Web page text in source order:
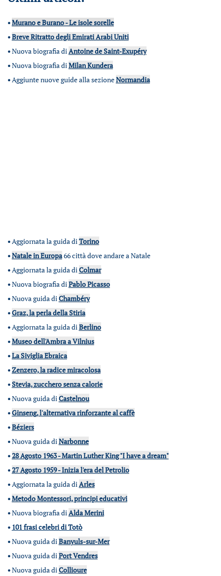
•Murano e Burano - Le isole sorelle
•Breve Ritratto degli Emirati Arabi Uniti
•Nuova biografia diAntoine de Saint-Exupéry
•Nuova biografia diMilan Kundera
•Aggiunte nuove guide alla sezioneNormandia
•Aggiornata la guida diTorino
•Natale in Europa66 città dove andare a Natale
•Aggiornata la guida diColmar
•Nuova biografia diPablo Picasso
•Nuova guida diChambéry
•Graz, la perla della Stiria
•Aggiornata la guida diBerlino
•Museo dell'Ambra a Vilnius
•La Siviglia Ebraica
•Zenzero, la radice miracolosa
•Stevia, zucchero senza calorie
•Nuova guida diCastelnou
•Ginseng, l'alternativa rinforzante al caffè
•Béziers
•Nuova guida diNarbonne
•28 Agosto 1963 - Martin Luther King "I have a dream"
•27 Agosto 1959 - Inizia l'era del Petrolio
•Aggiornata la guida diArles
•Metodo Montessori, principi educativi
•Nuova biografia diAlda Merini
• 101 frasi celebri di Totò
•Nuova guida diBanyuls-sur-Mer
•Nuova guida diPort Vendres
•Nuova guida diCollioure